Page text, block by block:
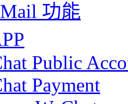
功能
Public
Payment